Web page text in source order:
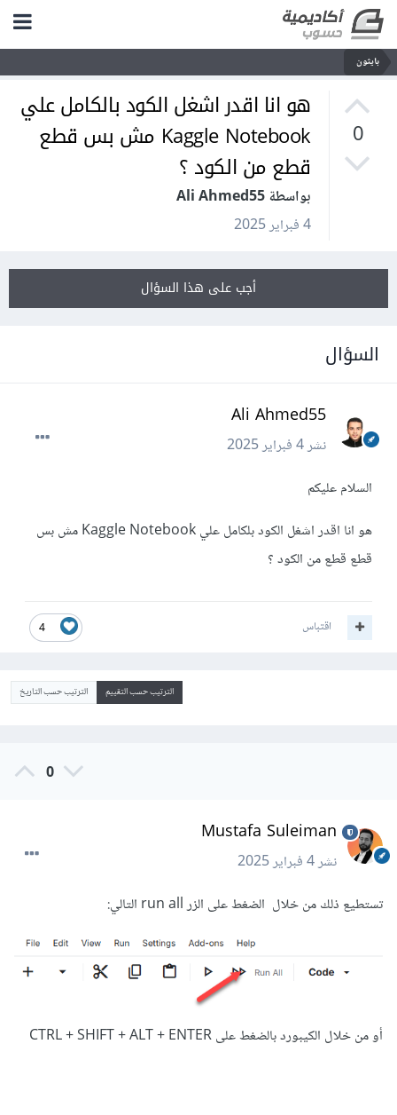
بايثون
0
هو انا اقدر اشغل الكود بالكامل علي
Kaggle Notebook مش بس قطع
قطع من الكود ؟
بواسطة Ali Ahmed55
4 فبراير 2025
أجب على هذا السؤال
السؤال
Ali Ahmed55
نشر4 فبراير 2025
السلام عليكم
هو انا اقدر اشغل الكود بلكامل علي Kaggle Notebook مش بس
قطع قطع من الكود ؟
4 اقتباس
الترتيب حسب التقييم الترتيب حسب التاريخ
0
Mustafa Suleiman
نشر4 فبراير 2025
تستطيع ذلك من خلال الضغط على الزر run all التالي:
أو من خلال الكيبورد بالضغط على CTRL + SHIFT + ALT + ENTER